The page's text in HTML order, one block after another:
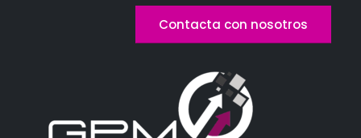
Contacta con nosotros